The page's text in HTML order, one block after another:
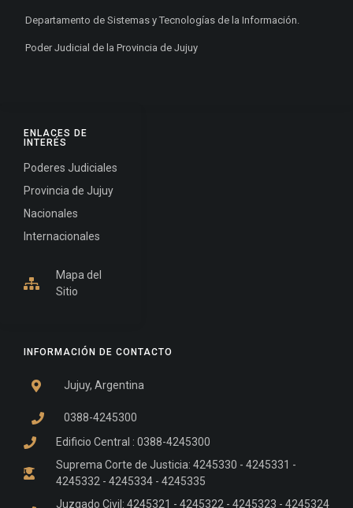
INFORMACIÓN DE CONTACTO
Jujuy, Argentina
0388-4245300
Edificio Central : 0388-4245300
Suprema Corte de Justicia: 4245330 - 4245331 -
4245332 - 4245334 - 4245335
Juzgado Civil: 4245321 - 4245322 - 4245323 - 4245324
ENLACES DE
INTERÉS
Poderes Judiciales
Provincia de Jujuy
Nacionales
Internacionales
Mapa del
Sitio
Departamento de Sistemas y Tecnologías de la Información.
Poder Judicial de la Provincia de Jujuy